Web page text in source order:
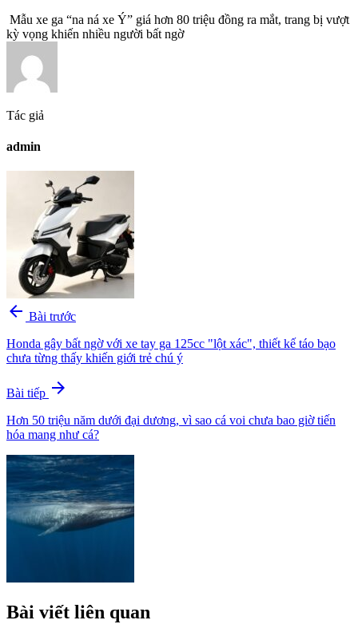
Mẫu xe ga “na ná xe Ý” giá hơn 80 triệu đồng ra mắt, trang bị vượt
kỳ vọng khiến nhiều người bất ngờ
Tác giả
admin
arrow_back Bài trước
Honda gây bất ngờ với xe tay ga 125cc "lột xác", thiết kế táo bạo
chưa từng thấy khiến giới trẻ chú ý
Bài tiếp arrow_forward
Hơn 50 triệu năm dưới đại dương, vì sao cá voi chưa bao giờ tiến
hóa mang như cá?
Bài viết liên quan